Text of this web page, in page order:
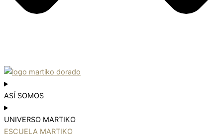
ASÍ SOMOS
UNIVERSO MARTIKO
ESCUELA MARTIKO